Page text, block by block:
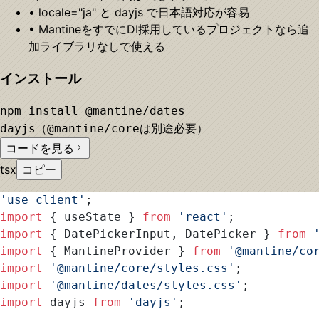
• locale="ja" と dayjs で日本語対応が容易
• MantineをすでにDI採用しているプロジェクトなら追
加ライブラリなしで使える
インストール
npm install @mantine/dates
dayjs（@mantine/coreは別途必要）
コードを見る
tsx コピー
'use client' ;
import
{ useState } from 'react' ;
import
{ DatePickerInput, DatePicker } from
import
{ MantineProvider } from '@mantine/
import
'@mantine/core/styles.css' ;
import
'@mantine/dates/styles.css' ;
import
dayjs from 'dayjs' ;